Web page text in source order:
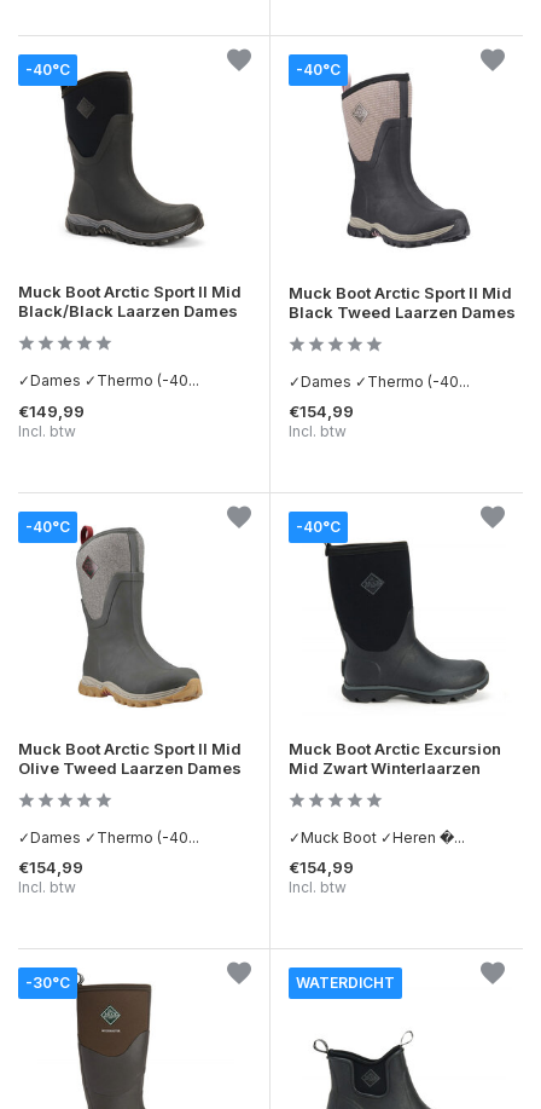
-40°C
Muck Boot Arctic Sport II Mid
Black/Black Laarzen Dames
✓Dames ✓Thermo (-40...
€149,99
Incl. btw
-40°C
Muck Boot Arctic Sport II Mid
Black Tweed Laarzen Dames
✓Dames ✓Thermo (-40...
€154,99
Incl. btw
-40°C
Muck Boot Arctic Sport II Mid
Olive Tweed Laarzen Dames
✓Dames ✓Thermo (-40...
€154,99
Incl. btw
-40°C
Muck Boot Arctic Excursion
Mid Zwart Winterlaarzen
✓Muck Boot ✓Heren �...
€154,99
Incl. btw
-30°C WATERDICHT